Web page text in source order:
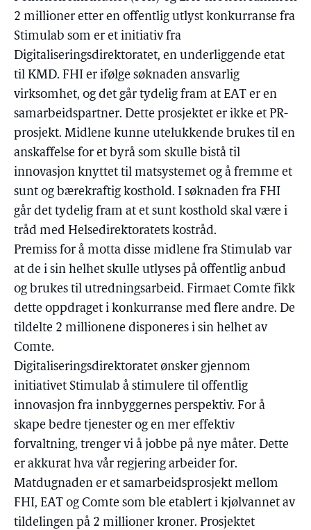
2 millioner etter en offentlig utlyst konkurranse fra
Stimulab som er et initiativ fra
Digitaliseringsdirektoratet, en underliggende etat
til KMD. FHI er ifølge søknaden ansvarlig
virksomhet, og det går tydelig fram at EAT er en
samarbeidspartner. Dette prosjektet er ikke et PR-
prosjekt. Midlene kunne utelukkende brukes til en
anskaffelse for et byrå som skulle bistå til
innovasjon knyttet til matsystemet og å fremme et
sunt og bærekraftig kosthold. I søknaden fra FHI
går det tydelig fram at et sunt kosthold skal være i
tråd med Helsedirektoratets kostråd.
Premiss for å motta disse midlene fra Stimulab var
at de i sin helhet skulle utlyses på offentlig anbud
og brukes til utredningsarbeid. Firmaet Comte fikk
dette oppdraget i konkurranse med flere andre. De
tildelte 2 millionene disponeres i sin helhet av
Comte.
Digitaliseringsdirektoratet ønsker gjennom
initiativet Stimulab å stimulere til offentlig
innovasjon fra innbyggernes perspektiv. For å
skape bedre tjenester og en mer effektiv
forvaltning, trenger vi å jobbe på nye måter. Dette
er akkurat hva vår regjering arbeider for.
Matdugnaden er et samarbeidsprosjekt mellom
FHI, EAT og Comte som ble etablert i kjølvannet av
tildelingen på 2 millioner kroner. Prosjektet